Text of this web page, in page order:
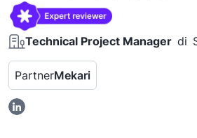
Technical Project Manager di
PartnerMekari